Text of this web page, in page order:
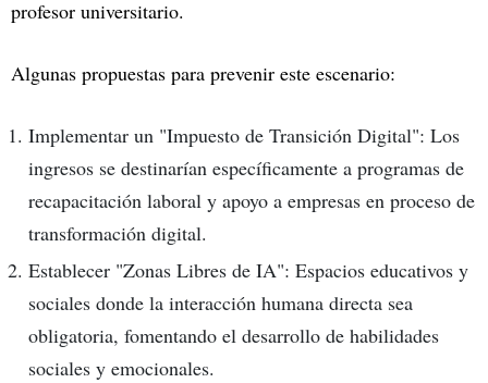
profesor universitario.
Algunas propuestas para prevenir este escenario:
Implementar un "Impuesto de Transición Digital": Los
ingresos se destinarían específicamente a programas de
recapacitación laboral y apoyo a empresas en proceso de
transformación digital.
Establecer "Zonas Libres de IA": Espacios educativos y
sociales donde la interacción humana directa sea
obligatoria, fomentando el desarrollo de habilidades
sociales y emocionales.